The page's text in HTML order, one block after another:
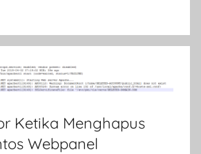
Ketika Menghapus
Webpanel